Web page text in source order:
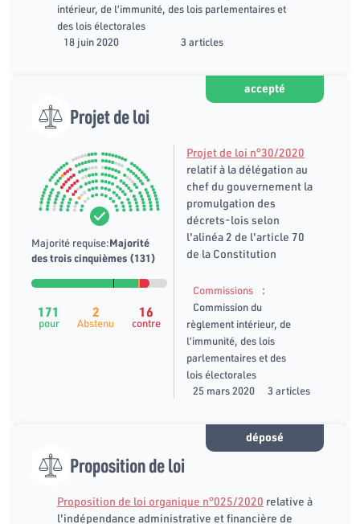
intérieur, de l’immunité, des lois parlementaires et
des lois électorales
18 juin 2020
3 articles
accepté
Projet de loi
Majorité requise:Majorité
des trois cinquièmes (131)
171
pour
2
Abstenu
16
contre
Projet de loi n°30/2020
relatif à la délégation au
chef du gouvernement la
promulgation des
décrets-lois selon
l'alinéa 2 de l'article 70
de la Constitution
Commissions :
Commission du
règlement intérieur, de
l’immunité, des lois
parlementaires et des
lois électorales
25 mars 2020
3 articles
déposé
Proposition de loi
Proposition de loi organique n°025/2020 relative à
l'indépendance administrative et financière de